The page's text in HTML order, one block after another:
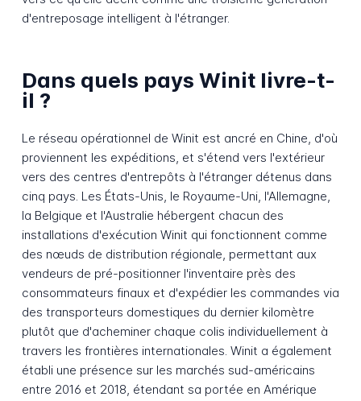
d'entreposage intelligent à l'étranger.
Dans quels pays Winit livre-t-
il ?
Le réseau opérationnel de Winit est ancré en Chine, d'où
proviennent les expéditions, et s'étend vers l'extérieur
vers des centres d'entrepôts à l'étranger détenus dans
cinq pays. Les États-Unis, le Royaume-Uni, l'Allemagne,
la Belgique et l'Australie hébergent chacun des
installations d'exécution Winit qui fonctionnent comme
des nœuds de distribution régionale, permettant aux
vendeurs de pré-positionner l'inventaire près des
consommateurs finaux et d'expédier les commandes via
des transporteurs domestiques du dernier kilomètre
plutôt que d'acheminer chaque colis individuellement à
travers les frontières internationales. Winit a également
établi une présence sur les marchés sud-américains
entre 2016 et 2018, étendant sa portée en Amérique